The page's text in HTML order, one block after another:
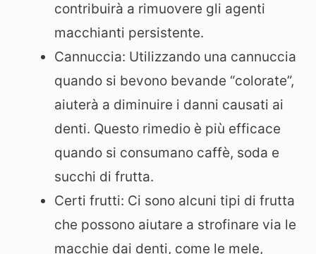
contribuirà a rimuovere gli agenti
macchianti persistente.
Cannuccia: Utilizzando una cannuccia
quando si bevono bevande “colorate”,
aiuterà a diminuire i danni causati ai
denti. Questo rimedio è più efficace
quando si consumano caffè, soda e
succhi di frutta.
Certi frutti: Ci sono alcuni tipi di frutta
che possono aiutare a strofinare via le
macchie dai denti, come le mele,